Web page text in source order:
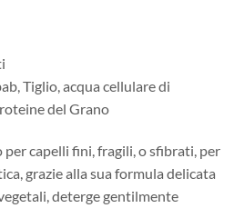
Tiglio, acqua cellulare di
del Grano
capelli fini, fragili, o sfibrati, per
grazie alla sua formula delicata
deterge gentilmente